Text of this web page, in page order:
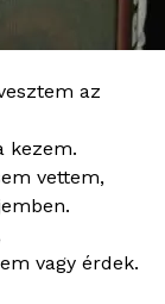
az
kezem.
vettem,
vagy érdek.